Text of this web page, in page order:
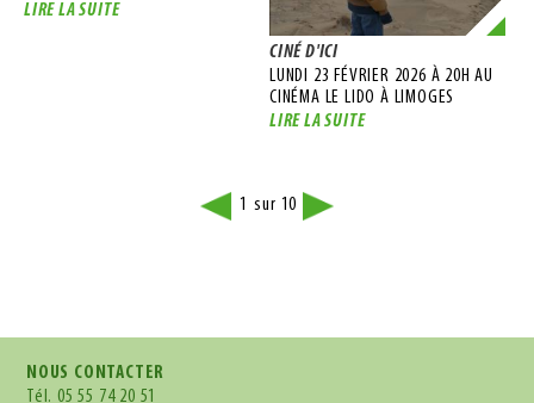
LIRE LA SUITE
CINÉ D'ICI
LUNDI 23 FÉVRIER 2026 À 20H AU
CINÉMA LE LIDO À LIMOGES
LIRE LA SUITE
1 sur 10
NOUS CONTACTER
Tél. 05 55 74 20 51